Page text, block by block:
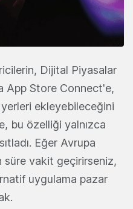
Dijital Piyasalar
App Store Connect'e,
ekleyebileceğini
bu özelliği yalnızca
Eğer Avrupa
süre vakit geçirirseniz,
uygulama pazar